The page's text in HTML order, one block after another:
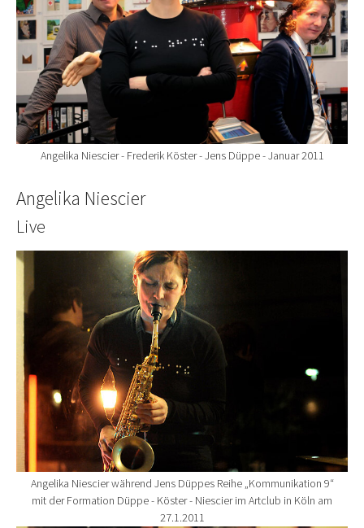
Angelika Niescier - Frederik Köster - Jens Düppe - Januar 2011
Angelika Niescier
Live
Show larger version for:
Angelika Niescier während Jens Düppes Reihe „Kommunikation 9“
mit der Formation Düppe - Köster - Niescier im Artclub in Köln am
27.1.2011